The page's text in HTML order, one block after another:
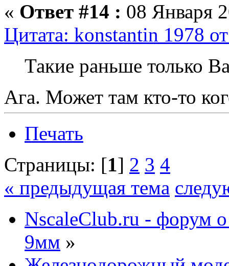
« Ответ #14 : 08 Января
Цитата: konstantin 1978
Такие раньше только
Ага. Может там кто-то
Печать
Страницы: [1] 2 3 4
« предыдущая тема
NscaleClub.ru - форум
9мм »